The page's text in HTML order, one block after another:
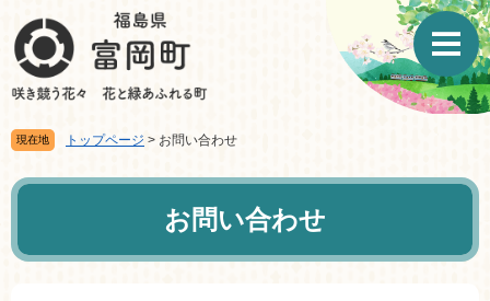
ジ
先
頭
で
ュ
を
飛
ば
て
現在地 トップページ > お問い合わせ
本
お問い合わせ